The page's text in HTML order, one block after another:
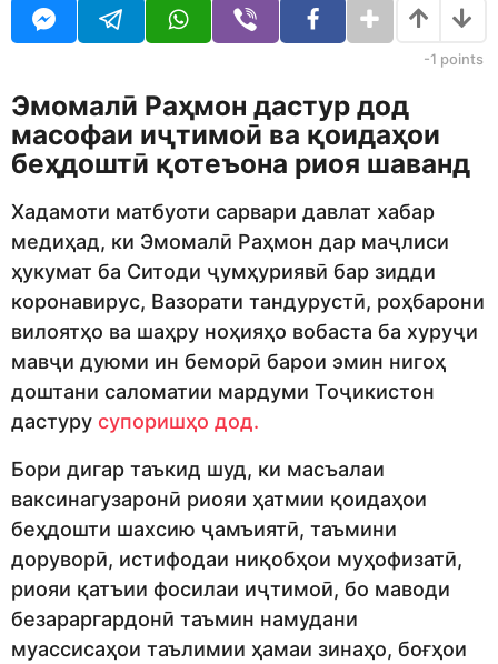
R
o
-1 points
Эмомалӣ Раҳмон дастур дод
масофаи иҷтимоӣ ва қоидаҳои
беҳдоштӣ қотеъона риоя шаванд
Хадамоти матбуоти сарвари давлат хабар
медиҳад, ки Эмомалӣ Раҳмон дар маҷлиси
ҳукумат ба Ситоди ҷумҳуриявӣ бар зидди
коронавирус, Вазорати тандурустӣ, роҳбарони
вилоятҳо ва шаҳру ноҳияҳо вобаста ба хуруҷи
мавҷи дуюми ин беморӣ барои эмин нигоҳ
доштани саломатии мардуми Тоҷикистон
дастуру супоришҳо дод.
Бори дигар таъкид шуд, ки масъалаи
ваксинагузаронӣ риояи ҳатмии қоидаҳои
беҳдошти шахсию ҷамъиятӣ, таъмини
доруворӣ, истифодаи ниқобҳои муҳофизатӣ,
риояи қатъии фосилаи иҷтимоӣ, бо маводи
безараргардонӣ таъмин намудани
муассисаҳои таълимии ҳамаи зинаҳо, боғҳои